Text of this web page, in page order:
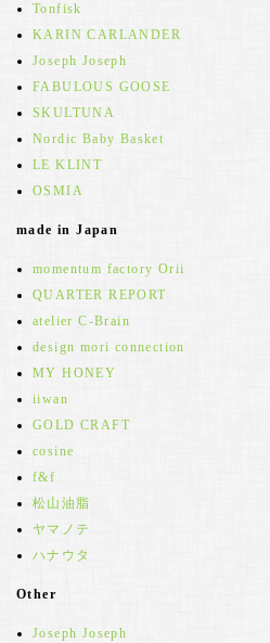
Tonfisk
KARIN CARLANDER
Joseph Joseph
FABULOUS GOOSE
SKULTUNA
Nordic Baby Basket
LE KLINT
OSMIA
made in Japan
momentum factory Orii
QUARTER REPORT
atelier C-Brain
design mori connection
MY HONEY
iiwan
GOLD CRAFT
cosine
f&f
松山油脂
ヤマノテ
ハナウタ
Other
Joseph Joseph